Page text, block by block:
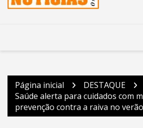
Página inicial
DESTAQUE
Saúde alerta para cuidados com
prevenção contra a raiva no verão